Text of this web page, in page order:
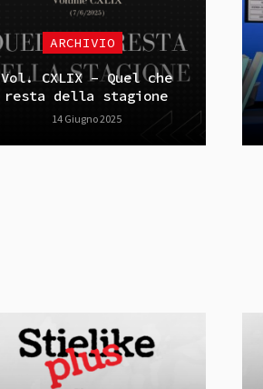
ARCHIVIO
Vol. CXLIX – Quel che
resta della stagione
14 Giugno 2025